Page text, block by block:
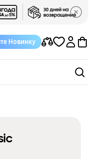
Новинку